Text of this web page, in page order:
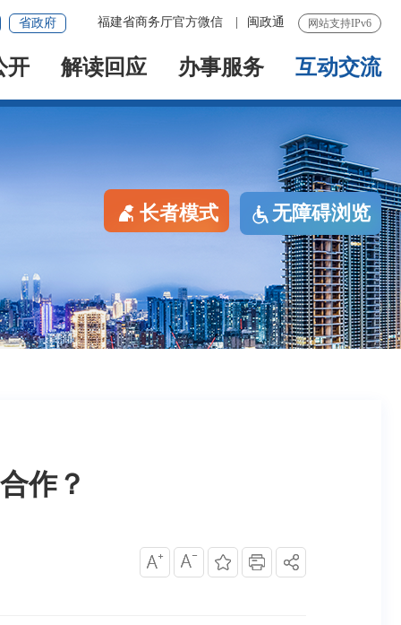
网站支持IPv6
福建省商务厅官方微信 闽政通
省政府
开 解读回应 办事服务 互动交流
长者模式 无障碍浏览
作？